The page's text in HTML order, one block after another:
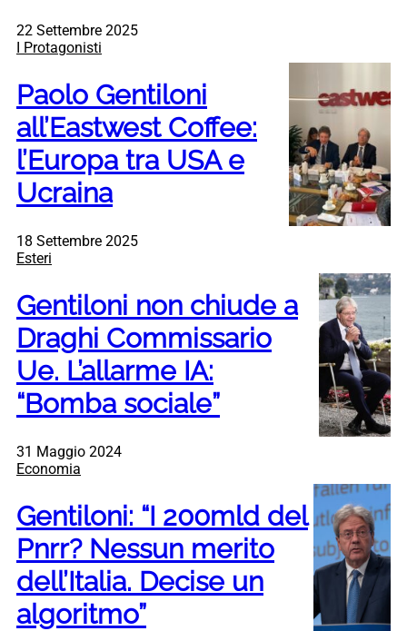
22 Settembre 2025
I Protagonisti
Paolo Gentiloni
all’Eastwest Coffee:
l’Europa tra USA e
Ucraina
18 Settembre 2025
Esteri
Gentiloni non chiude a
Draghi Commissario
Ue. L’allarme IA:
“Bomba sociale”
31 Maggio 2024
Economia
Gentiloni: “I 200mld del
Pnrr? Nessun merito
dell’Italia. Decise un
algoritmo”